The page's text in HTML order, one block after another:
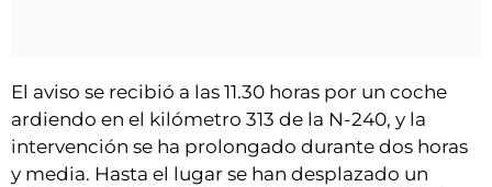
El aviso se recibió a las 11.30 horas por un coche
ardiendo en el kilómetro 313 de la N-240, y la
intervención se ha prolongado durante dos horas
y media. Hasta el lugar se han desplazado un